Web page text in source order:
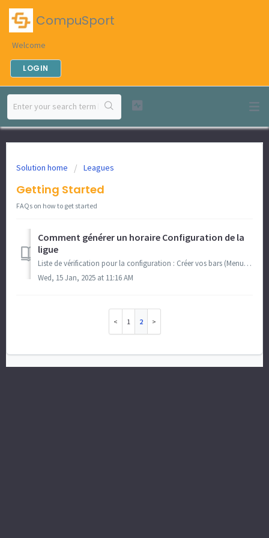
CompuSport
Welcome
LOGIN
Solution home Leagues
Getting Started
FAQs on how to get started
Comment générer un horaire Configuration de la
ligue
Liste de vérification pour la configuration : Créer vos bars (Menu > Gérer > Emplacements/Surfaces > Bâtiments/Bars) Comment créer des bars ? ...
Wed, 15 Jan, 2025 at 11:16 AM
1 2